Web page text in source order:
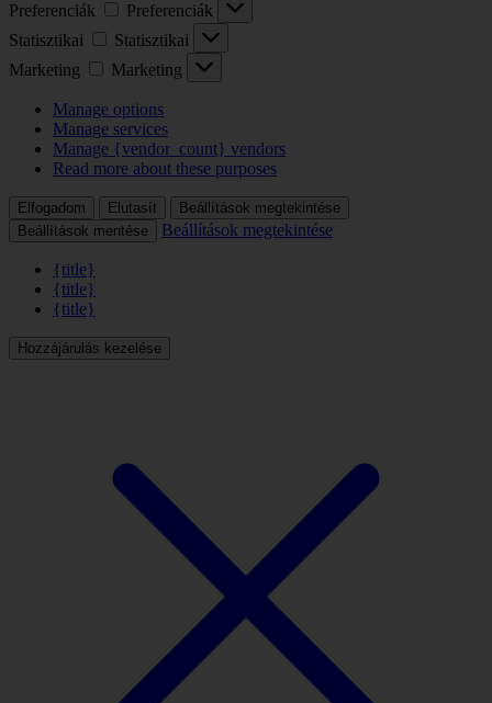
Preferenciák
Preferenciák
Statisztikai
Statisztikai
Marketing
Marketing
Manage options
Manage services
Manage {vendor_count} vendors
Read more about these purposes
Elfogadom Elutasít
Beállítások megtekintése
Beállítások mentése
Beállítások megtekintése
{title}
{title}
{title}
Hozzájárulás kezelése